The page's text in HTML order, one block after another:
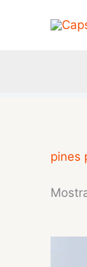
pines